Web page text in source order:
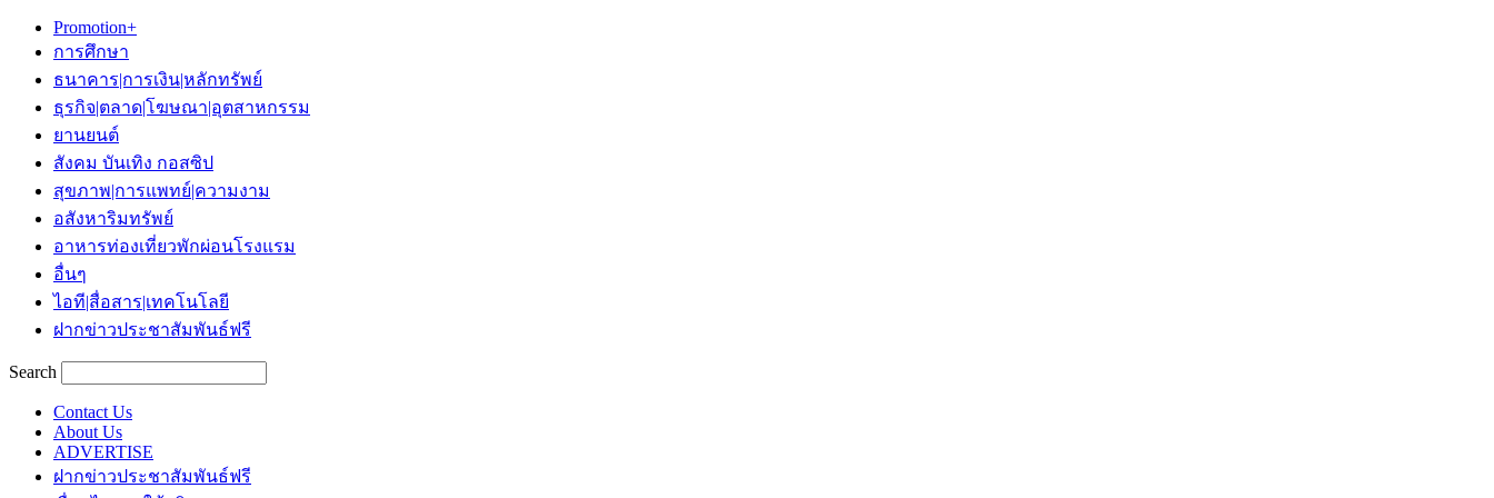
Promotion+
การศึกษา
ธนาคาร|การเงิน|หลักทรัพย์
ธุรกิจ|ตลาด|โฆษณา|อุตสาหกรรม
ยานยนต์
สังคม บันเทิง กอสซิป
สุขภาพ|การแพทย์|ความงาม
อสังหาริมทรัพย์
อาหารท่องเที่ยวพักผ่อนโรงแรม
อื่นๆ
ไอที|สื่อสาร|เทคโนโลยี
ฝากข่าวประชาสัมพันธ์ฟรี
Search
Contact Us
About Us
ADVERTISE
ฝากข่าวประชาสัมพันธ์ฟรี